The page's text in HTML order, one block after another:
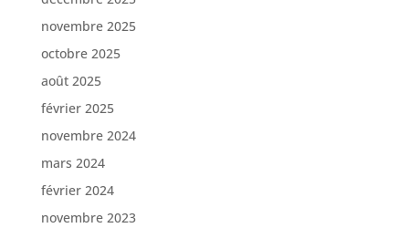
novembre 2025
octobre 2025
août 2025
février 2025
novembre 2024
mars 2024
février 2024
novembre 2023